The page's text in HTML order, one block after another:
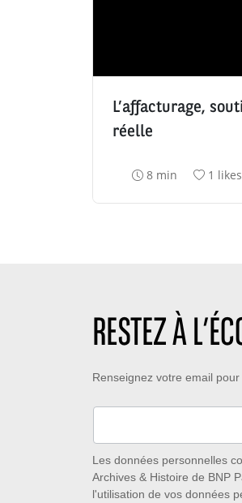
L’affacturage,
réelle
T
m
c
t
r
:
8 min
N
m
i
k
s
1 likes
RESTEZ À
Restez
à
des
nouveautés
Renseignez votre email
Les données personnelles
Archives & Histoire de BNP
l'utilisation de vos données